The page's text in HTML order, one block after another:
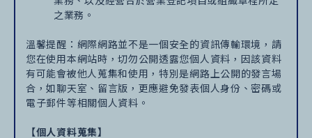
之業務。
溫馨提醒：網際網路並不是一個安全的資訊傳輸環境，請
您在使用本網站時，切勿公開透露您個人資料，因該資料
有可能會被他人蒐集和使用，特別是網路上公開的發言場
合，如聊天室、留言版，更應避免發表個人身份、密碼或
電子郵件等相關個人資料。
【個人資料蒐集】